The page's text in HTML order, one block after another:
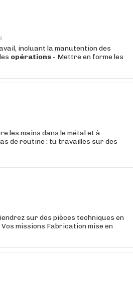
incluant la manutention des
opérations - Mettre en forme les
les mains dans le métal et à
de routine : tu travailles sur des
sur des pièces techniques en
missions Fabrication mise en